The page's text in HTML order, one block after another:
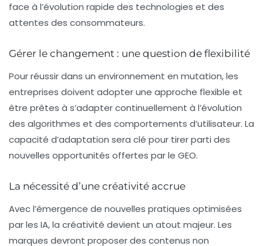
face à l’évolution rapide des technologies et des
attentes des consommateurs.
Gérer le changement : une question de flexibilité
Pour réussir dans un environnement en mutation, les
entreprises doivent adopter une approche flexible et
être prêtes à s’adapter continuellement à l’évolution
des algorithmes et des comportements d’utilisateur. La
capacité d’adaptation sera clé pour tirer parti des
nouvelles opportunités offertes par le GEO.
La nécessité d’une créativité accrue
Avec l’émergence de nouvelles pratiques optimisées
par les IA, la créativité devient un atout majeur. Les
marques devront proposer des contenus non